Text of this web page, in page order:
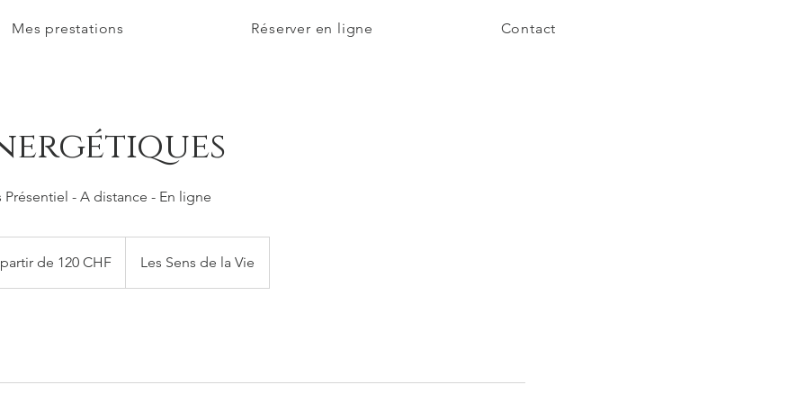
Mes prestations Réserver en ligne Contact
- A distance - En ligne
de 120 CHF Les Sens de la Vie